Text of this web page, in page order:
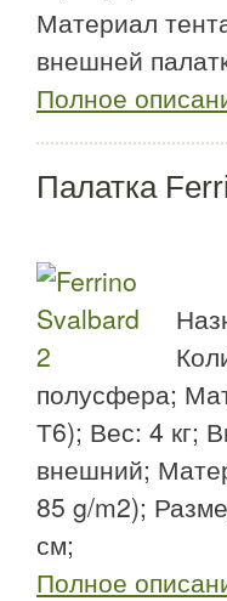
Материал
внешней
Полное
Палатка
полусфера;
Т6); Вес: 4 кг;
внешний;
85 g/m2);
см;
Полное